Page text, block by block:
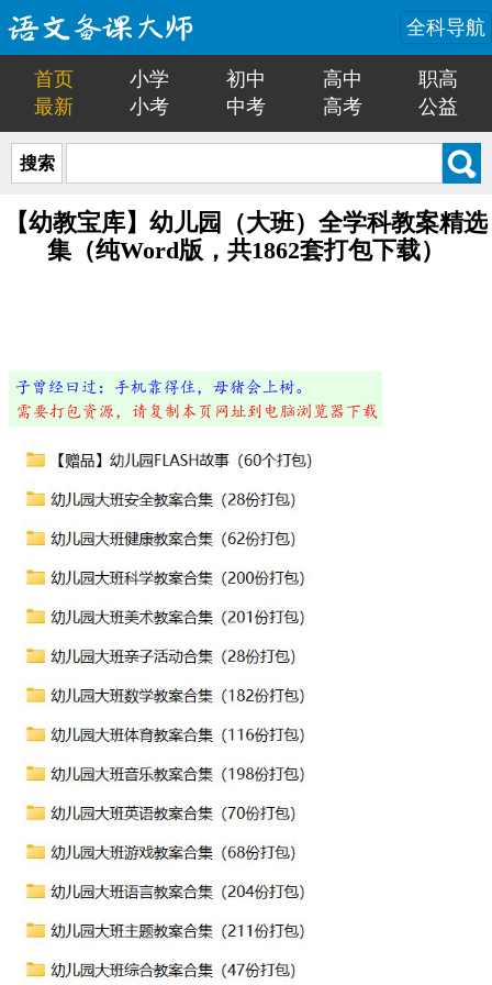
全科导航
首页 小学 初中 高中
职高
最新
小考 中考 高考 公益
搜索
【幼教宝库】幼儿园（大班）全学科教案精选
集（纯Word版，共1862套打包下载）